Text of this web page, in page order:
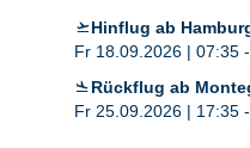
Hinflug ab
Fr 18.09.2026 | 07:35
Rückflug ab
Fr 25.09.2026 | 17:35